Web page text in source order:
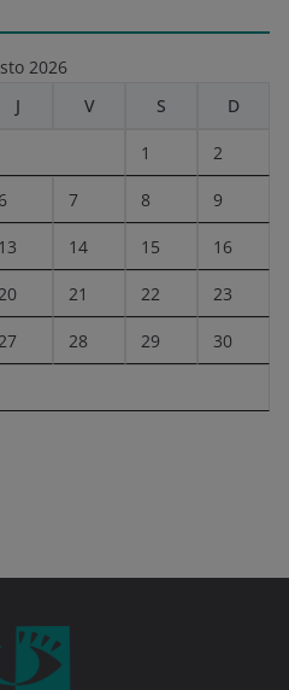
2026
J V S D
1 2
6 7 8 9
13 14 15 16
21 22 23
28 29 30